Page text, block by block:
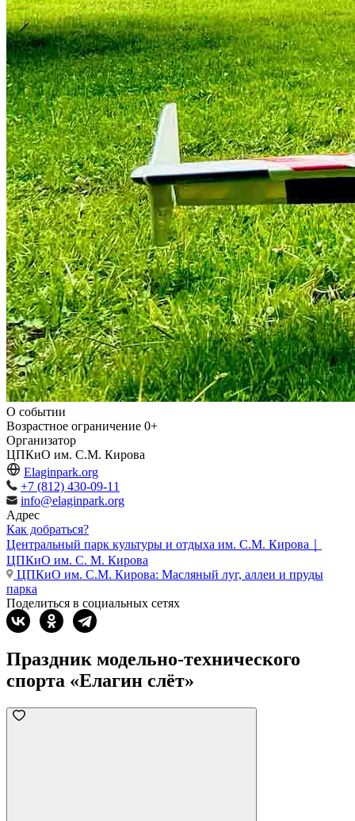
О событии
Возрастное ограничение 0+
Организатор
ЦПКиО им. С.М. Кирова
Elaginpark.org
+7 (812) 430-09-11
info@elaginpark.org
Адрес
Как добраться?
Центральный парк культуры и отдыха им. С.М. Кирова｜
ЦПКиО им. С. М. Кирова
ЦПКиО им. С.М. Кирова: Масляный луг, аллеи и пруды
парка
Поделиться в социальных сетях
Праздник модельно-технического
спорта «Елагин слёт»